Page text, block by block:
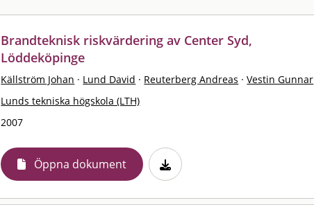
Brandteknisk riskvärdering av Center Syd,
Löddeköpinge
Källström Johan · Lund David · Reuterberg Andreas · Vestin Gunnar
Lunds tekniska högskola (LTH)
2007
Öppna dokument